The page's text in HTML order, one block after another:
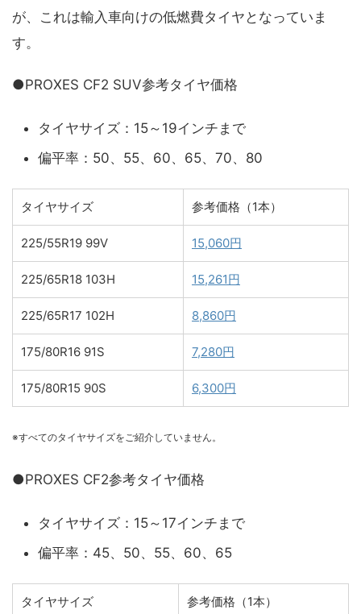
が、これは輸入車向けの低燃費タイヤとなっていま
す。
●PROXES CF2 SUV参考タイヤ価格
タイヤサイズ：15～19インチまで
偏平率：50、55、60、65、70、80
タイヤサイズ 参考価格（1本）
225/55R19 99V 15,060円
225/65R18 103H 15,261円
225/65R17 102H 8,860円
175/80R16 91S 7,280円
175/80R15 90S 6,300円
※すべてのタイヤサイズをご紹介していません。
●PROXES CF2参考タイヤ価格
タイヤサイズ：15～17インチまで
偏平率：45、50、55、60、65
タイヤサイズ 参考価格（1本）